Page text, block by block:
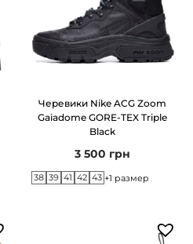
Черевики Nike ACG Zoom
Gaiadome GORE-TEX Triple
Black
3 500 грн
38 39 41 42 43 +1 размер